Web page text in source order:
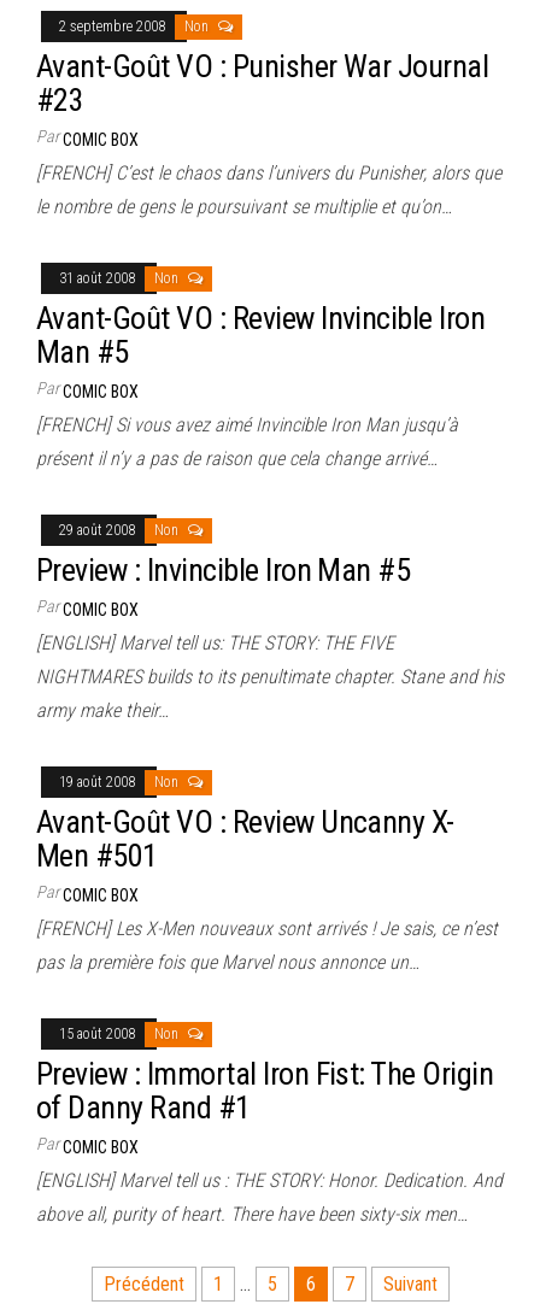
2 septembre 2008 Non
Avant-Goût VO : Punisher War Journal
#23
ParCOMIC BOX
[FRENCH] C’est le chaos dans l’univers du Punisher, alors que
le nombre de gens le poursuivant se multiplie et qu’on…
31 août 2008 Non
Avant-Goût VO : Review Invincible Iron
Man #5
ParCOMIC BOX
[FRENCH] Si vous avez aimé Invincible Iron Man jusqu’à
présent il n’y a pas de raison que cela change arrivé…
29 août 2008 Non
Preview : Invincible Iron Man #5
ParCOMIC BOX
[ENGLISH] Marvel tell us: THE STORY: THE FIVE
NIGHTMARES builds to its penultimate chapter. Stane and his
army make their…
19 août 2008 Non
Avant-Goût VO : Review Uncanny X-
Men #501
ParCOMIC BOX
[FRENCH] Les X-Men nouveaux sont arrivés ! Je sais, ce n’est
pas la première fois que Marvel nous annonce un…
15 août 2008 Non
Preview : Immortal Iron Fist: The Origin
of Danny Rand #1
ParCOMIC BOX
[ENGLISH] Marvel tell us : THE STORY: Honor. Dedication. And
above all, purity of heart. There have been sixty-six men…
Pagination
Précédent 1 … 5 6 7 Suivant